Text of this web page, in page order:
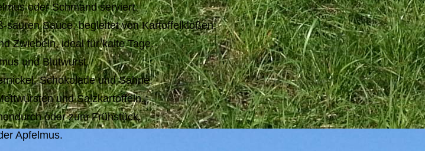
oder Schmand serviert.
sauren Sauce, begleitet von Kartoffelklößen.
Zwiebeln, ideal für kalte Tage.
und Blutwurst.
Schokolade und Sahne.
und Salzkartoffeln.
oder zum Frühstück.
Apfelmus.